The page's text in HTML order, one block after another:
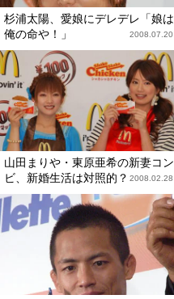
杉浦太陽、愛娘にデレデレ「娘は
俺の命や！」
2008.07.20
山田まりや・東原亜希の新妻コン
ビ、新婚生活は対照的？ 2008.02.28